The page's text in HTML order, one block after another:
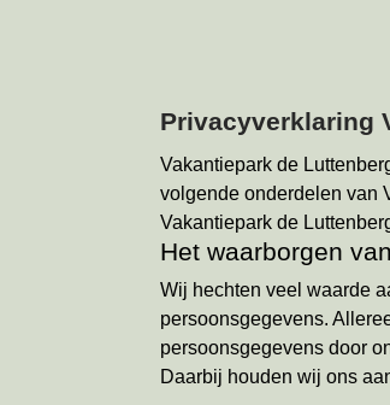
Privacyverklaring
Vakantiepark de
volgende onderdelen van
Vakantiepark de
Het waarborgen
Wij hechten veel waarde
persoonsgegevens.
persoonsgegevens door
Daarbij houden wij ons